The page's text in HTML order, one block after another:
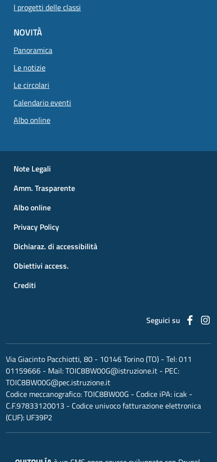
I progetti delle classi
NOVITÀ
Panoramica
Le notizie
Le circolari
Calendario eventi
Albo online
Small prints
Note Legali
Amm. Trasparente
Albo online
Privacy Policy
Dichiaraz. di accessibilità
Obiettivi access.
Crediti
Seguici su
Via Giacinto Pacchiotti, 80 - 10146 Torino (TO) - Tel:011
01159666 - Mail:TOIC8BW00G@istruzione.it - PEC:
TOIC8BW00G@pec.istruzione.it
Codice meccanografico:TOIC8BW00G - Codice iPA: icak -
C.F.97833120013 - Codice univoco fatturazione elettronica
(CUF): UF39P2